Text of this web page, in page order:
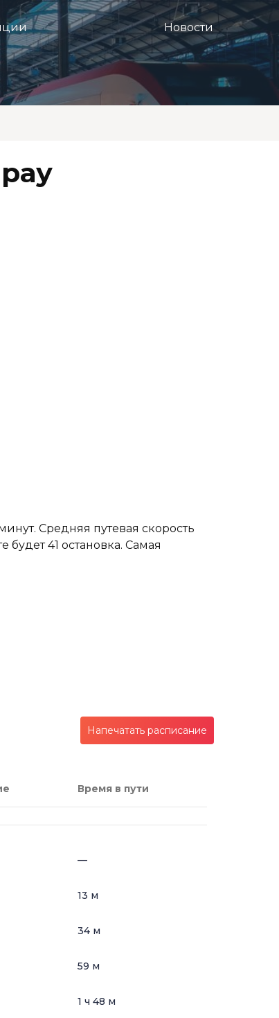
Новости
Средняя путевая скорость
41 остановка. Самая
Напечатать расписание
Время в пути
—
13 м
34 м
59 м
1 ч 48 м